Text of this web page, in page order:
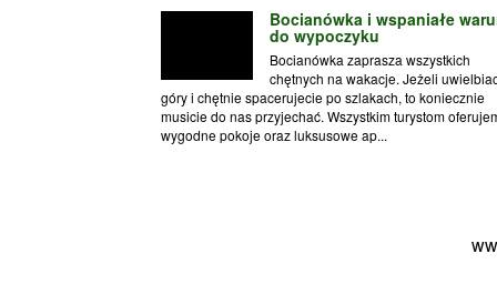
Bocianówka i wspaniałe
do wypoczyku
Bocianówka zaprasza wszystkich
chętnych na wakacje. Jeżeli
góry i chętnie spacerujecie po szlakach, to koniecznie
musicie do nas przyjechać. Wszystkim turystom
wygodne pokoje oraz luksusowe ap...